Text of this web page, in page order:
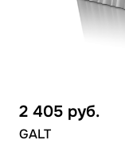
2 405 руб.
GALT